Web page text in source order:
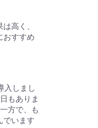
高く、
おすすめ
入しまし
もありま
方で、も
でいます